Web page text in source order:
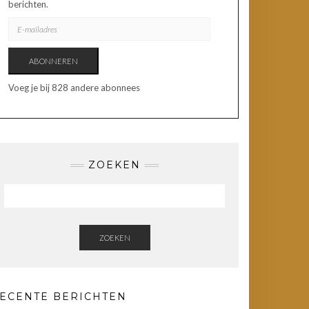
berichten.
MAILADRES
ABONNEREN
Voeg je bij 828 andere abonnees
ZOEKEN
ZOEKEN
BERICHTEN